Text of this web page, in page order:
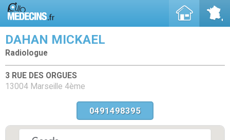
DAHAN MICKAEL
Radiologue
3 RUE DES ORGUES
13004 Marseille 4ème
0491498395